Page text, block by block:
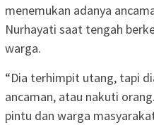
menemukan adanya
Nurhayati saat tengah
warga.
“Dia terhimpit utang, tapi
ancaman, atau nakuti
pintu dan warga